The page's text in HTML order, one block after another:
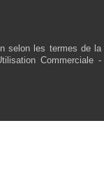
selon les termes de la
Commerciale -